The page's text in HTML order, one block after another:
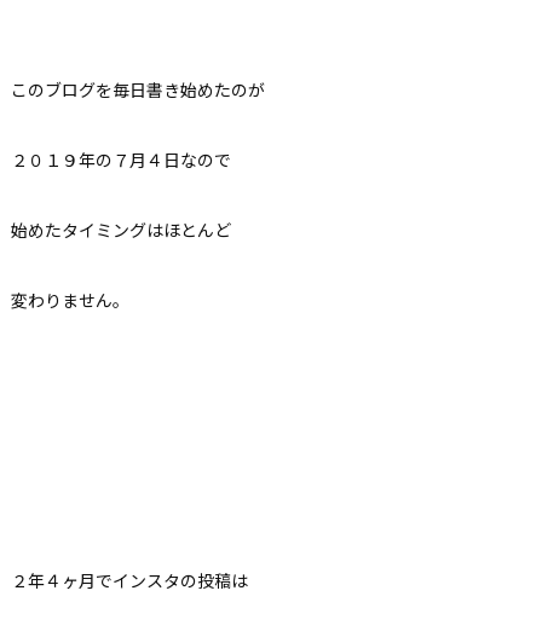
このブログを毎日書き始めたのが
２０１９年の７月４日なので
始めたタイミングはほとんど
変わりません。
２年４ヶ月でインスタの投稿は